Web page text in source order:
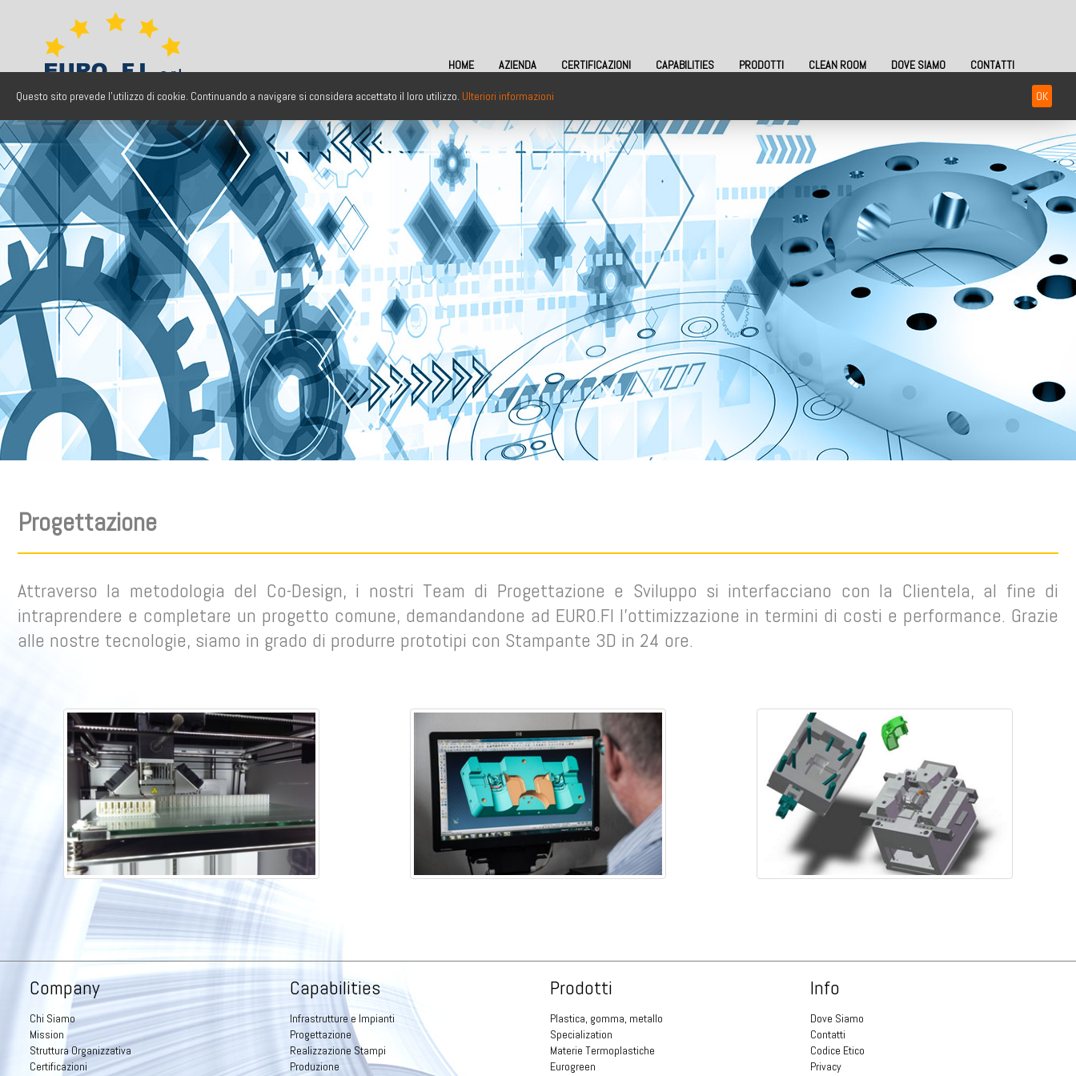
HOME AZIENDA CERTIFICAZIONI CAPABILITIES PRODOTTI CLEAN ROOM DOVE SIAMO CONTATTI
Questo sito prevede l'utilizzo di cookie. Continuando a navigare si considera accettato il loro utilizzo. Ulteriori informazioni OK
Progettazione
Attraverso la metodologia del Co-Design, i nostri Team di Progettazione e Sviluppo si interfacciano con la Clientela, al fine di
intraprendere e completare un progetto comune, demandandone ad EURO.FI l’ottimizzazione in termini di costi e performance. Grazie
alle nostre tecnologie, siamo in grado di produrre prototipi con Stampante 3D in 24 ore.
Company
Chi Siamo
Mission
Struttura Organizzativa
Certificazioni
Capabilities
Infrastrutture e Impianti
Progettazione
Realizzazione Stampi
Produzione
Prodotti
Plastica, gomma, metallo
Specialization
Materie Termoplastiche
Eurogreen
Info
Dove Siamo
Contatti
Codice Etico
Privacy